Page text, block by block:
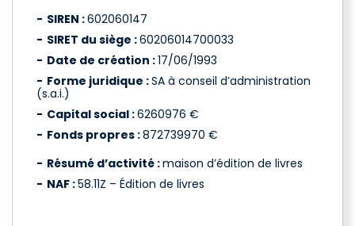
SIREN :602060147
SIRET du siège :60206014700033
Date de création :17/06/1993
Forme juridique :SA à conseil d’administration
(s.a.i.)
Capital social :6260976 €
Fonds propres :872739970 €
Résumé d’activité :maison d’édition de livres
NAF :58.11Z – Édition de livres